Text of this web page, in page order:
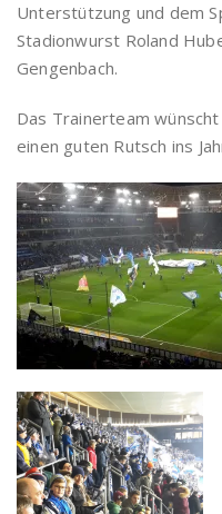
Unterstützung und dem
Stadionwurst Roland
Gengenbach.
Das Trainerteam
einen guten Rutsch ins